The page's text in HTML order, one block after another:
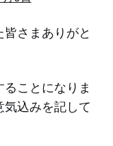
さまありがと
ことになりま
気込みを記して